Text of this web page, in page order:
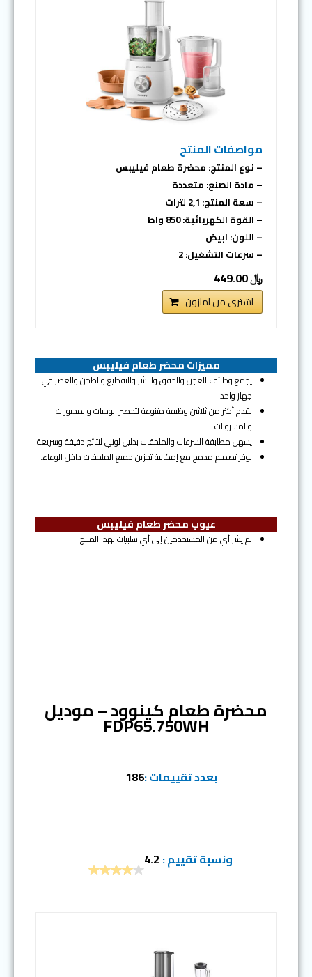
مواصفات المنتج
– نوع المنتج: محضرة طعام فيليبس
– مادة الصنع: متعددة
– سعة المنتج: 2,1 لترات
– القوة الكهربائية: 850 واط
– اللون: ابيض
– سرعات التشغيل: 2
﷼ 449.00
اشتري من امازون
مميزات محضر طعام فيليبس
يجمع وظائف العجن والخفق والبشر والتقطيع والطحن والعصر في
جهاز واحد.
يقدم أكثر من ثلاثين وظيفة متنوعة لتحضير الوجبات والمخبوزات
والمشروبات.
يسهل مطابقة السرعات والملحقات بدليل لوني لنتائج دقيقة وسريعة.
يوفر تصميم مدمج مع إمكانية تخزين جميع الملحقات داخل الوعاء.
عيوب محضر طعام فيليبس
لم يشر أي من المستخدمين إلى أي سلبيات بهذا المنتج.
محضرة طعام كينوود – موديل
FDP65.750WH
بعدد تقييمات :186
ونسبة تقييم : 4.2